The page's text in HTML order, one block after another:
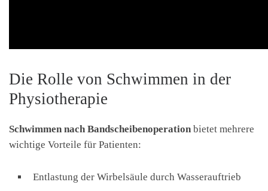
Die Rolle von Schwimmen in der
Physiotherapie
Schwimmen nach Bandscheibenoperation bietet mehrere
wichtige Vorteile für Patienten:
Entlastung der Wirbelsäule durch Wasserauftrieb